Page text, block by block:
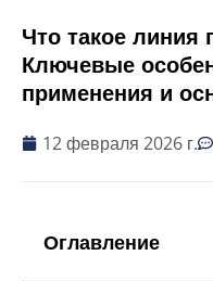
Что такое линия
Ключевые
применения и
12 февраля 2026 г.
Оглавление